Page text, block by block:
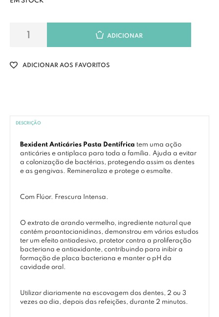
ADICIONAR
ADICIONAR AOS FAVORITOS
DESCRIÇÃO
Bexident Anticáries Pasta Dentífrica tem uma ação
anticáries e antiplaca para toda a família. Ajuda a evitar
a colonização de bactérias, protegendo assim os dentes
e as gengivas. Remineraliza e protege o esmalte.
Com Flúor. Frescura Intensa.
O extrato de arando vermelho, ingrediente natural que
contém proantocianidinas, demonstrou em vários estudos
ter um efeito antiadesivo, protetor contra a proliferação
bacteriana e antioxidante, contribuindo para inibir a
formação de placa bacteriana e manter o pH da
cavidade oral.
Utilizar diariamente na escovagem dos dentes, 2 ou 3
vezes ao dia, depois das refeições, durante 2 minutos.